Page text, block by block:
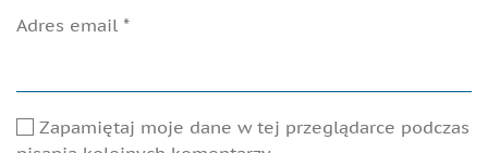
Adres email *
Zapamiętaj moje dane w tej przeglądarce podczas